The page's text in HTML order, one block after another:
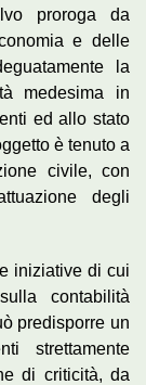
proroga da
e delle
la
medesima in
ed allo stato
è tenuto a
civile, con
degli
iniziative di cui
contabilità
predisporre un
strettamente
di criticità, da